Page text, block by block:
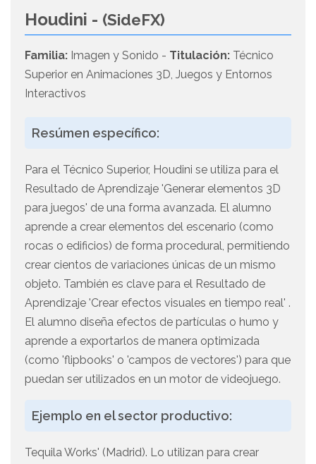
Houdini - (SideFX)
Familia: Imagen y Sonido - Titulación: Técnico
Superior en Animaciones 3D, Juegos y Entornos
Interactivos
Resúmen específico:
Para el Técnico Superior, Houdini se utiliza para el
Resultado de Aprendizaje 'Generar elementos 3D
para juegos' de una forma avanzada. El alumno
aprende a crear elementos del escenario (como
rocas o edificios) de forma procedural, permitiendo
crear cientos de variaciones únicas de un mismo
objeto. También es clave para el Resultado de
Aprendizaje 'Crear efectos visuales en tiempo real' .
El alumno diseña efectos de partículas o humo y
aprende a exportarlos de manera optimizada
(como 'flipbooks' o 'campos de vectores') para que
puedan ser utilizados en un motor de videojuego.
Ejemplo en el sector productivo:
Tequila Works' (Madrid). Lo utilizan para crear